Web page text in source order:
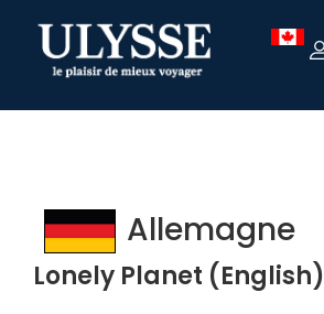
TEST
Allemagne
Lonely Planet (English)